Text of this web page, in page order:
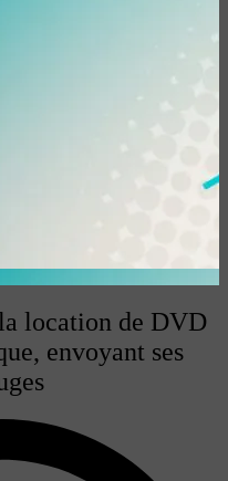
location de DVD
envoyant ses